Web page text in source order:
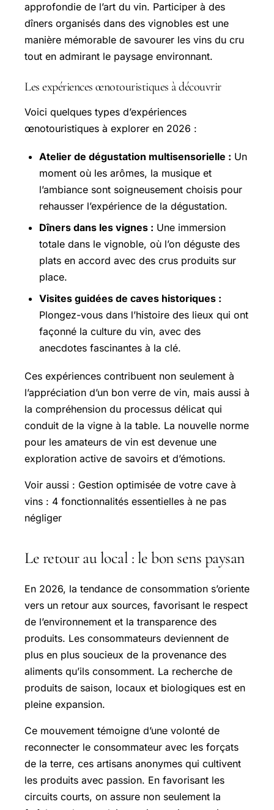
approfondie de l’art du vin. Participer à des
dîners organisés dans des vignobles est une
manière mémorable de savourer les vins du cru
tout en admirant le paysage environnant.
Les expériences œnotouristiques à découvrir
Voici quelques types d’expériences
œnotouristiques à explorer en 2026 :
Atelier de dégustation multisensorielle : Un
moment où les arômes, la musique et
l’ambiance sont soigneusement choisis pour
rehausser l’expérience de la dégustation.
Dîners dans les vignes : Une immersion
totale dans le vignoble, où l’on déguste des
plats en accord avec des crus produits sur
place.
Visites guidées de caves historiques :
Plongez-vous dans l’histoire des lieux qui ont
façonné la culture du vin, avec des
anecdotes fascinantes à la clé.
Ces expériences contribuent non seulement à
l’appréciation d’un bon verre de vin, mais aussi à
la compréhension du processus délicat qui
conduit de la vigne à la table. La nouvelle norme
pour les amateurs de vin est devenue une
exploration active de savoirs et d’émotions.
Voir aussi : Gestion optimisée de votre cave à
vins : 4 fonctionnalités essentielles à ne pas
négliger
Le retour au local : le bon sens paysan
En 2026, la tendance de consommation s’oriente
vers un retour aux sources, favorisant le respect
de l’environnement et la transparence des
produits. Les consommateurs deviennent de
plus en plus soucieux de la provenance des
aliments qu’ils consomment. La recherche de
produits de saison, locaux et biologiques est en
pleine expansion.
Ce mouvement témoigne d’une volonté de
reconnecter le consommateur avec les forçats
de la terre, ces artisans anonymes qui cultivent
les produits avec passion. En favorisant les
circuits courts, on assure non seulement la